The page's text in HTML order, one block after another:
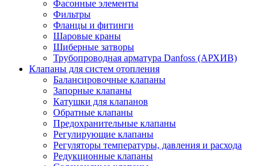
Фасонные элементы
Фильтры
Фланцы и фитинги
Шаровые краны
Шиберные затворы
Трубопроводная арматура Danfoss (АРХИВ)
Клапаны для систем отопления
Балансировочные клапаны
Запорные клапаны
Катушки для клапанов
Обратные клапаны
Предохранительные клапаны
Регулирующие клапаны
Регуляторы температуры, давления и расхода
Редукционные клапаны